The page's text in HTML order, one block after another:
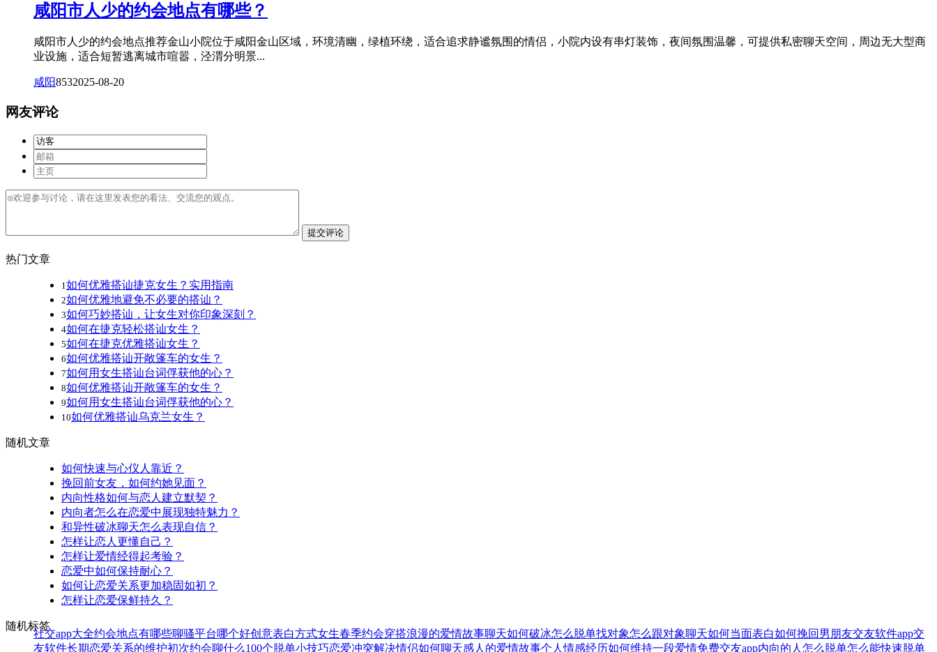
咸阳市人少的约会地点有哪些？
咸阳市人少的约会地点推荐金山小院位于咸阳金山区域，环境清幽，绿植环绕，适合追求静谧氛围的情侣，小院内设有串灯装饰，夜间氛围温馨，可提供私密聊天空间，周边无大型商
业设施，适合短暂逃离城市喧嚣，泾渭分明景...
咸阳8532025-08-20
网友评论
提交评论
热门文章
1 如何优雅搭讪捷克女生？实用指南
2如何优雅地避免不必要的搭讪？
3如何巧妙搭讪，让女生对你印象深刻？
4如何在捷克轻松搭讪女生？
5如何在捷克优雅搭讪女生？
6如何优雅搭讪开敞篷车的女生？
7如何用女生搭讪台词俘获他的心？
8如何优雅搭讪开敞篷车的女生？
9如何用女生搭讪台词俘获他的心？
10如何优雅搭讪乌克兰女生？
随机文章
如何快速与心仪人靠近？
挽回前女友，如何约她见面？
内向性格如何与恋人建立默契？
内向者怎么在恋爱中展现独特魅力？
和异性破冰聊天怎么表现自信？
怎样让恋人更懂自己？
怎样让爱情经得起考验？
恋爱中如何保持耐心？
如何让恋爱关系更加稳固如初？
怎样让恋爱保鲜持久？
随机标签
社交app大全约会地点有哪些聊骚平台哪个好创意表白方式女生春季约会穿搭浪漫的爱情故事聊天如何破冰怎么脱单找对象怎么跟对象聊天如何当面表白如何挽回男朋友交友软件app交
友软件长期恋爱关系的维护初次约会聊什么100个脱单小技巧恋爱冲突解决情侣如何聊天感人的爱情故事个人情感经历如何维持一段爱情免费交友app内向的人怎么脱单怎么能快速脱单